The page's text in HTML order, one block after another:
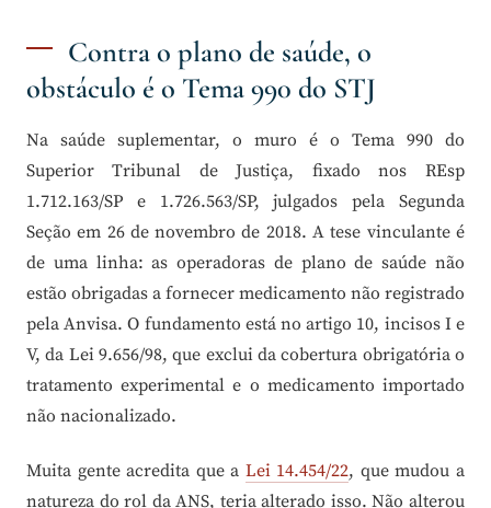
Contra o plano de saúde, o
obstáculo é o Tema 990 do STJ
Na saúde suplementar, o muro é o Tema 990 do
Superior Tribunal de Justiça, fixado nos REsp
1.712.163/SP e 1.726.563/SP, julgados pela Segunda
Seção em 26 de novembro de 2018. A tese vinculante é
de uma linha: as operadoras de plano de saúde não
estão obrigadas a fornecer medicamento não registrado
pela Anvisa. O fundamento está no artigo 10, incisos I e
V, da Lei 9.656/98, que exclui da cobertura obrigatória o
tratamento experimental e o medicamento importado
não nacionalizado.
Muita gente acredita que a Lei 14.454/22, que mudou a
natureza do rol da ANS, teria alterado isso. Não alterou